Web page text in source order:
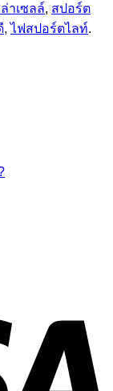
าเซลล์, สปอร์ต
,ไฟสปอร์ตไลท์.